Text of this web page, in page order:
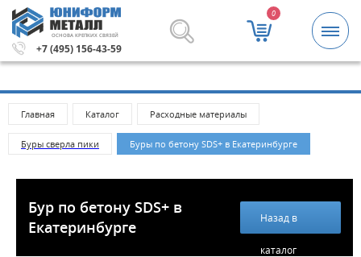
ОСНОВА КРЕПКИХ СВЯЗЕЙ
+7 (495) 156-43-59
0
рублей.Метизы и крепежные изделия оптом.
Главная Каталог Расходные материалы
Буры сверла пики Буры по бетону SDS+ в Екатеринбурге
Бур по бетону SDS+ в
Екатеринбурге
Назад в
каталог